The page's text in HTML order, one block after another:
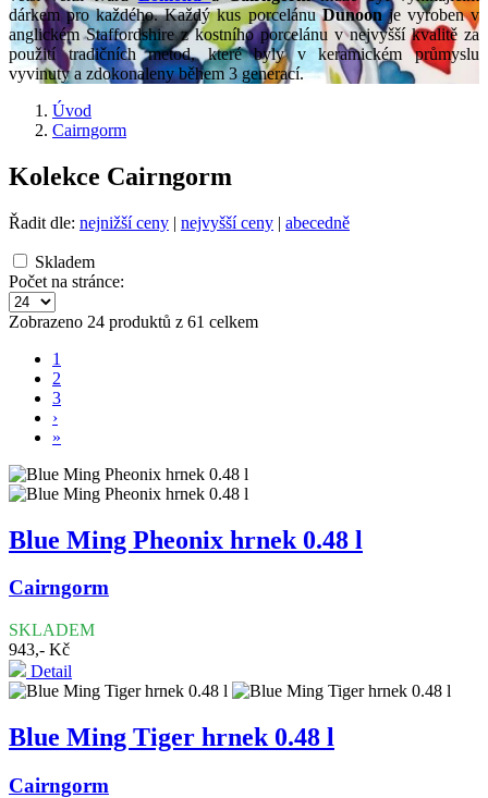
dárkem pro každého. Každý kus porcelánuDunoonje vyroben v
anglickém Staffordshire z kostního porcelánu v nejvyšší kvalitě za
použití tradičních metod, které byly v keramickém průmyslu
vyvinuty a zdokonaleny během 3 generací.
Úvod
Cairngorm
Kolekce Cairngorm
Řadit dle: nejnižší ceny | nejvyšší ceny | abecedně
Skladem
Počet na stránce:
Zobrazeno 24 produktů z 61 celkem
1
2
3
›
»
Blue Ming Pheonix hrnek 0.48 l
Cairngorm
SKLADEM
943,- Kč
Detail
Blue Ming Tiger hrnek 0.48 l
Cairngorm